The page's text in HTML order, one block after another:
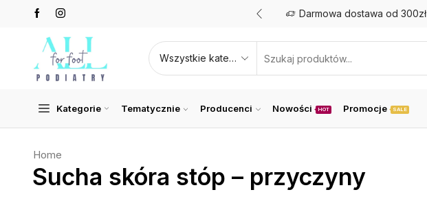
Promocje nawet do 50% Darmowa dostawa od 300zł
Kategorie Tematycznie Producenci Nowości HOT Promocje SALE
Home
Sucha skóra stóp – przyczyny